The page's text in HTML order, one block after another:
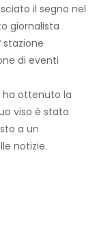
il segno nel
giornalista
stazione
di eventi
ha ottenuto la
viso è stato
a un
notizie.